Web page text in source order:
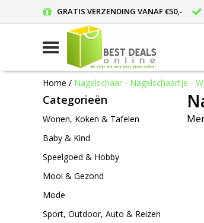
GRATIS VERZENDING VANAF €50,-
Home / Nagelschaar - Nagelschaartje -
Categorieën
Wonen, Koken & Tafelen
Baby & Kind
Speelgoed & Hobby
Mooi & Gezond
Mode
Sport, Outdoor, Auto & Reizen